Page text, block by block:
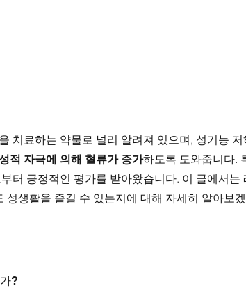
을 치료하는 약물로 널리 알려져 있으며, 성기능
성적 자극에 의해 혈류가 증가하도록 도와줍니다.
터 긍정적인 평가를 받아왔습니다. 이 글에서는
성생활을 즐길 수 있는지에 대해 자세히 알아보
?